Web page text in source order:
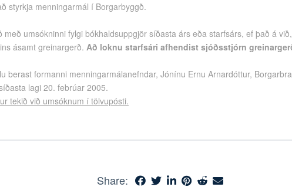
styrkja menningarmál í Borgarbyggð.
umsókninni fylgi bókhaldsuppgjör síðasta árs eða starfsárs, ef það á
ásamt greinar­gerð. Að loknu starfsári afhendist sjóðsstjórn
berast formanni menningarmálanefndar, Jónínu Ernu Arnardóttur,
lagi 20. febrúar 2005.
tekið við umsóknum í tölvupósti.
Share: